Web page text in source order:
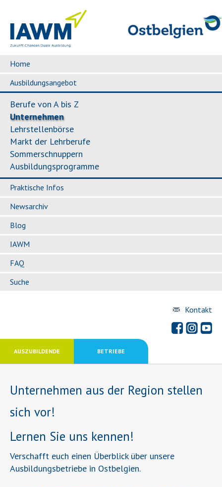
Home
Ausbildungsangebot
Berufe von A bis Z
Unternehmen
Lehrstellenbörse
Markt der Lehrberufe
Sommerschnuppern
Ausbildungsprogramme
Praktische Infos
Newsarchiv
Blog
IAWM
FAQ
Suche
Kontakt
AUSZUBILDENDE BETRIEBE
Unternehmen aus der Region stellen
sich vor!
Lernen Sie uns kennen!
Verschafft euch einen Überblick über unsere
Ausbildungsbetriebe in Ostbelgien.